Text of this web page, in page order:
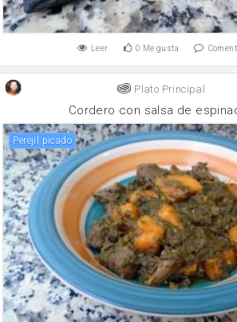
Leer 0 Me gusta
Plato Principal
Cordero con salsa de
Perejil picado